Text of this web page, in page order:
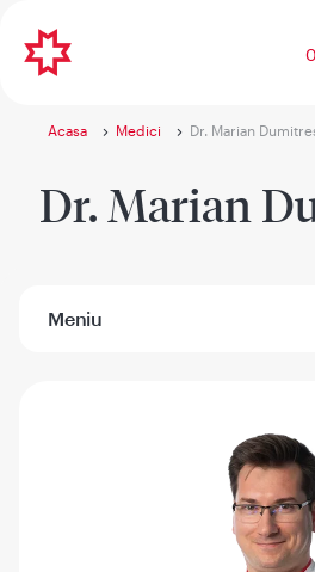
Acasa Medici Dr. Marian
Dr. Marian
Meniu